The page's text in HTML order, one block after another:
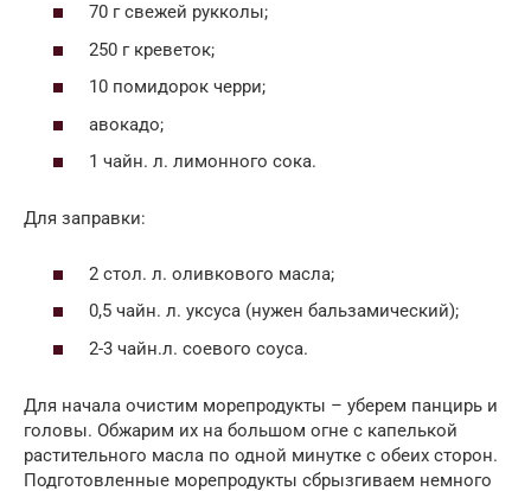
70 г свежей рукколы;
250 г креветок;
10 помидорок черри;
авокадо;
1 чайн. л. лимонного сока.
Для заправки:
2 стол. л. оливкового масла;
0,5 чайн. л. уксуса (нужен бальзамический);
2-3 чайн.л. соевого соуса.
Для начала очистим морепродукты – уберем панцирь и
головы. Обжарим их на большом огне с капелькой
растительного масла по одной минутке с обеих сторон.
Подготовленные морепродукты сбрызгиваем немного